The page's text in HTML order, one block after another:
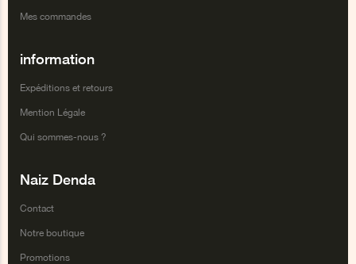
Mes commandes
information
Expéditions et retours
Mention Légale
Qui sommes-nous ?
Naiz Denda
Contact
Notre boutique
Promotions